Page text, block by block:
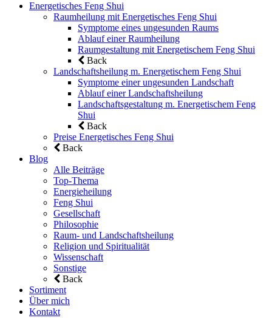
Energetisches Feng Shui
Raumheilung mit Energetisches Feng Shui
Symptome eines ungesunden Raums
Ablauf einer Raumheilung
Raumgestaltung mit Energetischem Feng Shui
Back
Landschaftsheilung m. Energetischem Feng Shui
Symptome einer ungesunden Landschaft
Ablauf einer Landschaftsheilung
Landschaftsgestaltung m. Energetischem Feng
Shui
Back
Preise Energetisches Feng Shui
Back
Blog
Alle Beiträge
Top-Thema
Energieheilung
Feng Shui
Gesellschaft
Philosophie
Raum- und Landschaftsheilung
Religion und Spiritualität
Wissenschaft
Sonstige
Back
Sortiment
Über mich
Kontakt